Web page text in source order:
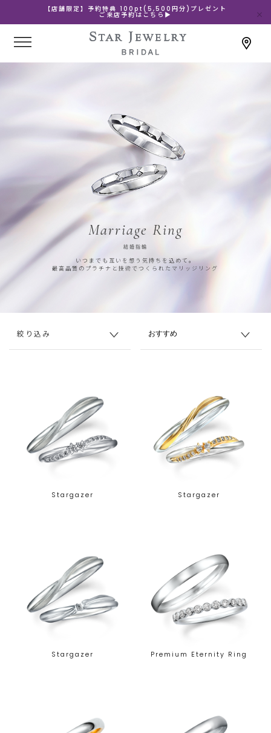
【店舗限定】予約特典 100pt(5,500円分)プレゼント
ご来店予約はこちら▶
Marriage Ring
結婚指輪
いつまでも互いを想う気持ちを込めて。
最高品質のプラチナと技術でつくられたマリッジリング
絞り込み
Stargazer Stargazer
Stargazer Premium Eternity Ring